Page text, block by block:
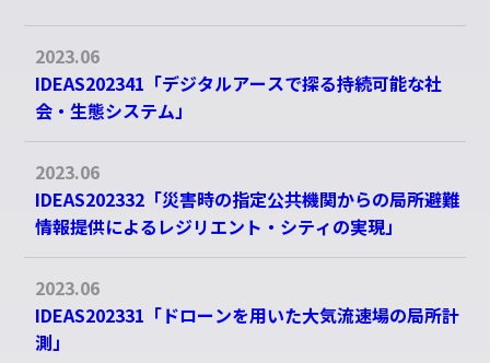
特定課題研究
カテゴリ1： デジタルアースの技術要素の統合
1-1 : センシングデータ利用のための高機
能APIプラットフォームとアプリ開発
1-2 : 基盤データ構築および分析・不確実
性可視手法
1-3 : サイエンス・コミュニケーション・
システム開発
2023.06
IDEAS202341「デジタルアースで探る持続可能な社
会・生態システム」
2023.06
IDEAS202332「災害時の指定公共機関からの局所避難
情報提供によるレジリエント・シティの実現」
2023.06
IDEAS202331「ドローンを用いた大気流速場の局所計
測」